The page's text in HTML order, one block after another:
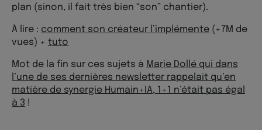
plan (sinon, il fait très bien “son” chantier).
À lire : comment son créateur l’implémente (+7M de
vues) + tuto
Mot de la fin sur ces sujets à Marie Dollé qui dans
l’une de ses dernières newsletter rappelait qu’en
matière de synergie Humain+IA, 1+1 n’était pas égal
à 3 !